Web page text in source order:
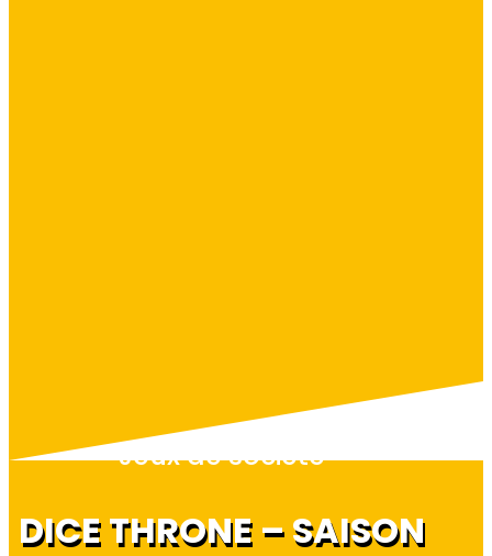
Jeux de société
DICE THRONE – SAISON